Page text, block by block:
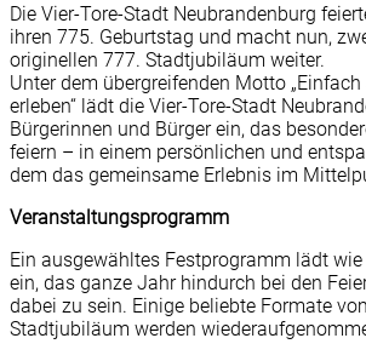
Die Vier-Tore-Stadt Neubrandenburg
ihren 775. Geburtstag und macht nun,
originellen 777. Stadtjubiläum weiter.
Unter dem übergreifenden Motto
erleben“ lädt die Vier-Tore-Stadt
Bürgerinnen und Bürger ein, das
feiern – in einem persönlichen und
dem das gemeinsame Erlebnis im
Veranstaltungsprogramm
Ein ausgewähltes Festprogramm lädt
ein, das ganze Jahr hindurch bei den
dabei zu sein. Einige beliebte Formate
Stadtjubiläum werden